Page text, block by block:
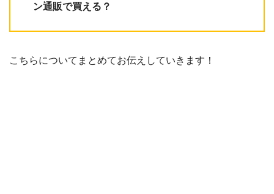
ン通販で買える？
こちらについてまとめてお伝えしていきます！